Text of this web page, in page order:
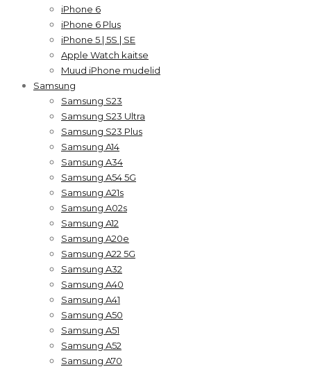
iPhone 6
iPhone 6 Plus
iPhone 5 | 5S | SE
Apple Watch kaitse
Muud iPhone mudelid
Samsung
Samsung S23
Samsung S23 Ultra
Samsung S23 Plus
Samsung A14
Samsung A34
Samsung A54 5G
Samsung A21s
Samsung A02s
Samsung A12
Samsung A20e
Samsung A22 5G
Samsung A32
Samsung A40
Samsung A41
Samsung A50
Samsung A51
Samsung A52
Samsung A70